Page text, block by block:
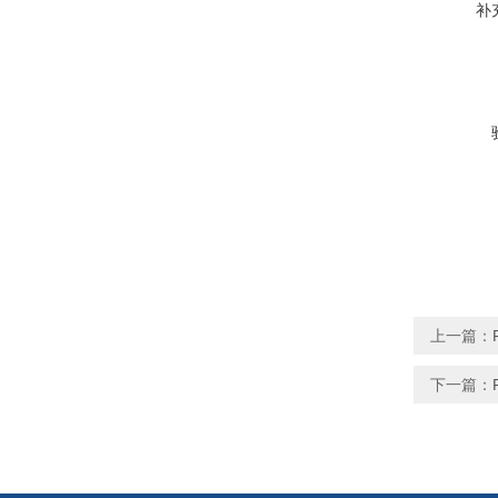
补
上一篇：
下一篇：